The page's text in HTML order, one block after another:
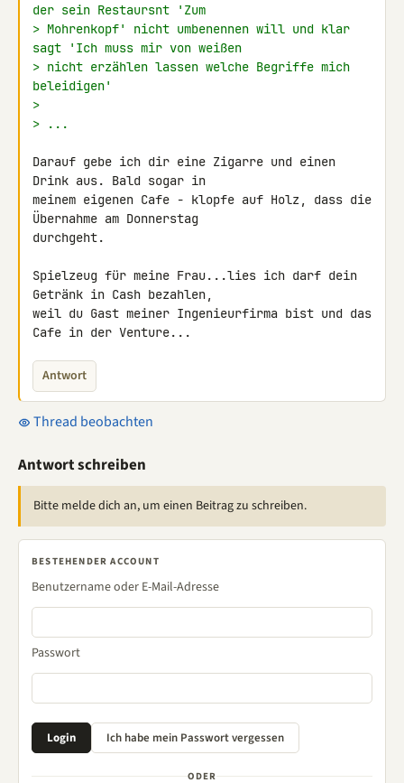
der sein Restaursnt 'Zum
> Mohrenkopf' nicht umbenennen will und klar
sagt 'Ich muss mir von weißen
> nicht erzählen lassen welche Begriffe mich
beleidigen'
>
> ...
Darauf gebe ich dir eine Zigarre und einen
Drink aus. Bald sogar in
meinem eigenen Cafe - klopfe auf Holz, dass die
Übernahme am Donnerstag
durchgeht.
Spielzeug für meine Frau...lies ich darf dein
Getränk in Cash bezahlen,
weil du Gast meiner Ingenieurfirma bist und das
Cafe in der Venture...
Antwort
Thread beobachten
Antwort schreiben
Bitte melde dich an, um einen Beitrag zu schreiben.
BESTEHENDER ACCOUNT
Benutzername oder E-Mail-Adresse
Passwort
ODER